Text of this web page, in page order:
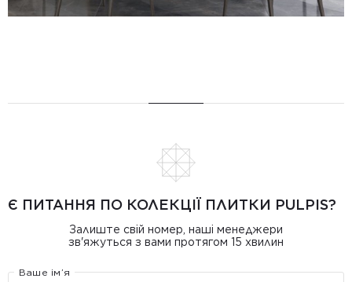
Є ПИТАННЯ ПО КОЛЕКЦІЇ ПЛИТКИ PULPIS?
Залиште свій номер, наші менеджери
зв'яжуться з вами протягом 15 хвилин
Ваше ім’я